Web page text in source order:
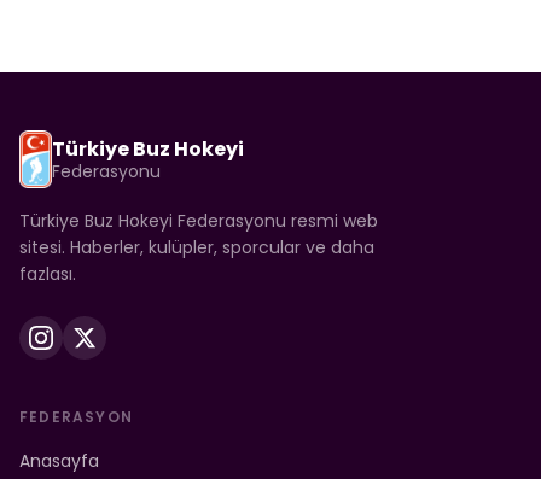
Türkiye Buz Hokeyi
Federasyonu
Türkiye Buz Hokeyi Federasyonu resmi web
sitesi. Haberler, kulüpler, sporcular ve daha
fazlası.
FEDERASYON
Anasayfa